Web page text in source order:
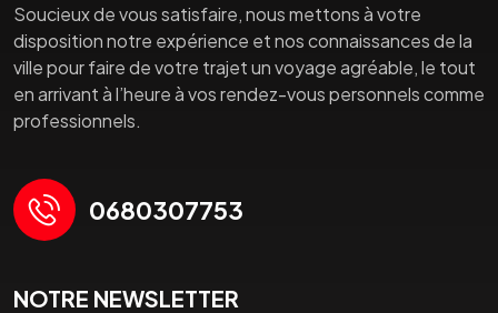
Soucieux de vous satisfaire, nous mettons à votre
disposition notre expérience et nos connaissances de la
ville pour faire de votre trajet un voyage agréable, le tout
en arrivant à l’heure à vos rendez-vous personnels comme
professionnels.
0680307753
NOTRE NEWSLETTER